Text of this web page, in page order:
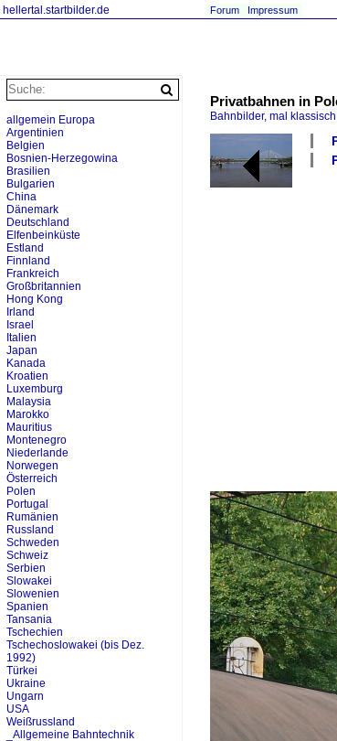
hellertal.startbilder.de Forum Impressum
Privatbahnen in
Bahnbilder, mal
allgemein Europa
Argentinien
Belgien
Bosnien-Herzegowina
Brasilien
Bulgarien
China
Dänemark
Deutschland
Elfenbeinküste
Estland
Finnland
Frankreich
Großbritannien
Hong Kong
Irland
Israel
Italien
Japan
Kanada
Kroatien
Luxemburg
Malaysia
Marokko
Mauritius
Montenegro
Niederlande
Norwegen
Österreich
Polen
Portugal
Rumänien
Russland
Schweden
Schweiz
Serbien
Slowakei
Slowenien
Spanien
Tansania
Tschechien
Tschechoslowakei (bis Dez.
1992)
Türkei
Ukraine
Ungarn
USA
Weißrussland
_Allgemeine Bahntechnik